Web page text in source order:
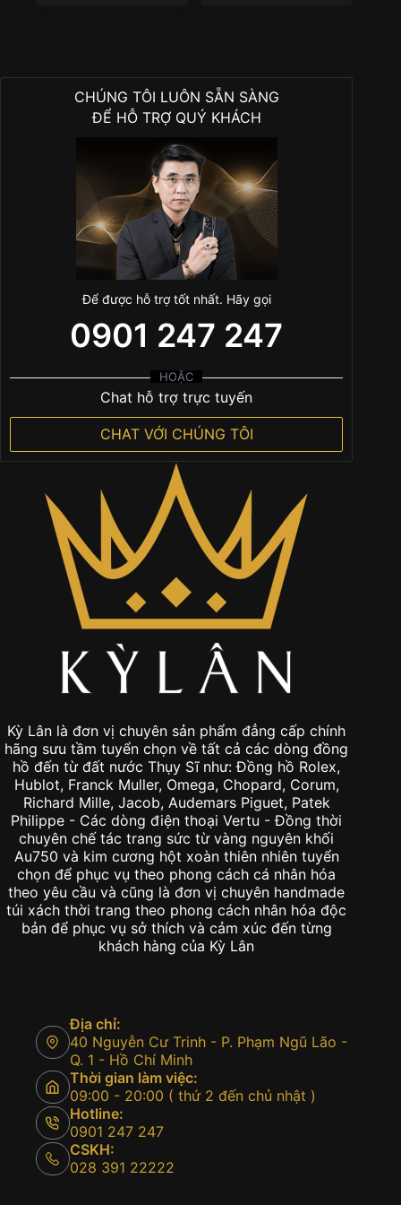
CHÚNG TÔI LUÔN SẴN SÀNG
ĐỂ HỖ TRỢ QUÝ KHÁCH
Để được hỗ trợ tốt nhất. Hãy gọi
0901 247 247
HOẶC
Chat hỗ trợ trực tuyến
CHAT VỚI CHÚNG TÔI
Kỳ Lân là đơn vị chuyên sản phẩm đẳng cấp chính
hãng sưu tầm tuyển chọn về tất cả các dòng đồng
hồ đến từ đất nước Thụy Sĩ như: Đồng hồ Rolex,
Hublot, Franck Muller, Omega, Chopard, Corum,
Richard Mille, Jacob, Audemars Piguet, Patek
Philippe - Các dòng điện thoại Vertu - Đồng thời
chuyên chế tác trang sức từ vàng nguyên khối
Au750 và kim cương hột xoàn thiên nhiên tuyển
chọn để phục vụ theo phong cách cá nhân hóa
theo yêu cầu và cũng là đơn vị chuyên handmade
túi xách thời trang theo phong cách nhân hóa độc
bản để phục vụ sở thích và cảm xúc đến từng
khách hàng của Kỳ Lân
Địa chỉ:
40 Nguyễn Cư Trinh - P. Phạm Ngũ Lão -
Q. 1 - Hồ Chí Minh
Thời gian làm việc:
09:00 - 20:00 ( thứ 2 đến chủ nhật )
Hotline:
0901 247 247
CSKH:
028 391 22222